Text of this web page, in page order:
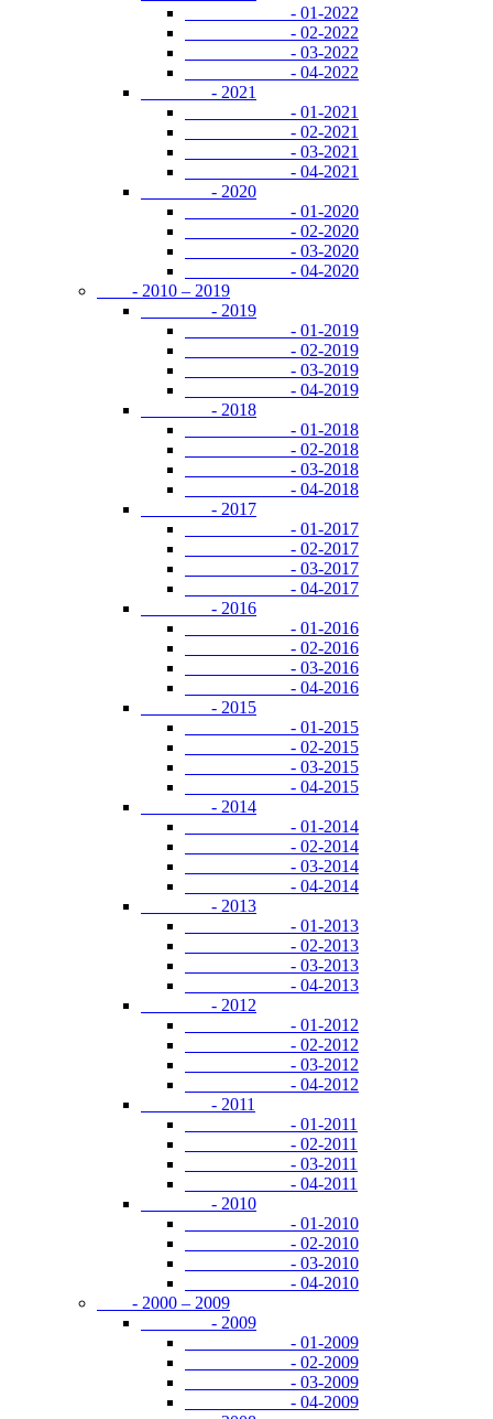
- 01-2022
- 02-2022
- 03-2022
- 04-2022
- 2021
- 01-2021
- 02-2021
- 03-2021
- 04-2021
- 2020
- 01-2020
- 02-2020
- 03-2020
- 04-2020
- 2010 – 2019
- 2019
- 01-2019
- 02-2019
- 03-2019
- 04-2019
- 2018
- 01-2018
- 02-2018
- 03-2018
- 04-2018
- 2017
- 01-2017
- 02-2017
- 03-2017
- 04-2017
- 2016
- 01-2016
- 02-2016
- 03-2016
- 04-2016
- 2015
- 01-2015
- 02-2015
- 03-2015
- 04-2015
- 2014
- 01-2014
- 02-2014
- 03-2014
- 04-2014
- 2013
- 01-2013
- 02-2013
- 03-2013
- 04-2013
- 2012
- 01-2012
- 02-2012
- 03-2012
- 04-2012
- 2011
- 01-2011
- 02-2011
- 03-2011
- 04-2011
- 2010
- 01-2010
- 02-2010
- 03-2010
- 04-2010
- 2000 – 2009
- 2009
- 01-2009
- 02-2009
- 03-2009
- 04-2009